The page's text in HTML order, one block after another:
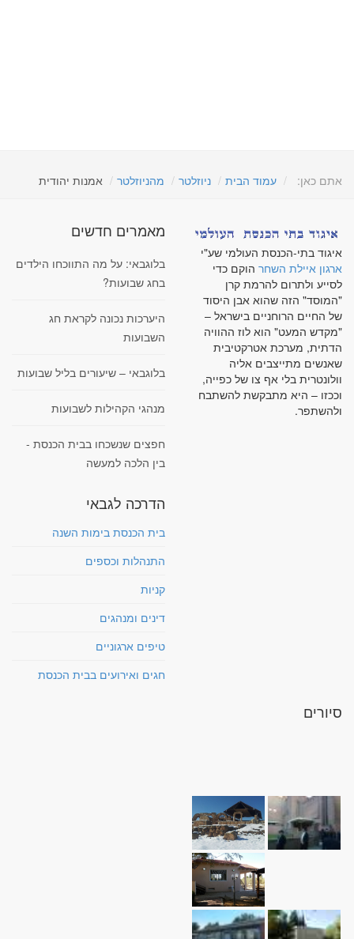
אתם כאן: עמוד הבית ניוזלטר מהניוזלטר אמנות יהודית
איגוד בתי-הכנסת העולמי שע"י
ארגון איילת השחר הוקם כדי
לסייע ולתרום להרמת קרן
"המוסד" הזה שהוא אבן היסוד
של החיים הרוחניים בישראל –
"מקדש המעט" הוא לוז ההוויה
הדתית, מערכת אטרקטיבית
שאנשים מתייצבים אליה
וולונטרית בלי אף צו של כפייה,
וככזו – היא מתבקשת להשתבח
ולהשתפר.
מאמרים חדשים
בלוגבאי: על מה התווכחו הילדים
בחג שבועות?
היערכות נכונה לקראת חג
השבועות
בלוגבאי – שיעורים בליל שבועות
מנהגי הקהילות לשבועות
חפצים שנשכחו בבית הכנסת -
בין הלכה למעשה
הדרכה לגבאי
בית הכנסת בימות השנה
התנהלות וכספים
קניות
דינים ומנהגים
טיפים ארגוניים
חגים ואירועים בבית הכנסת
סיורים